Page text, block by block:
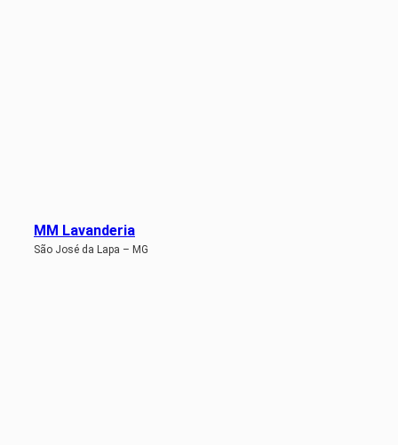
MM Lavanderia
São José da Lapa – MG